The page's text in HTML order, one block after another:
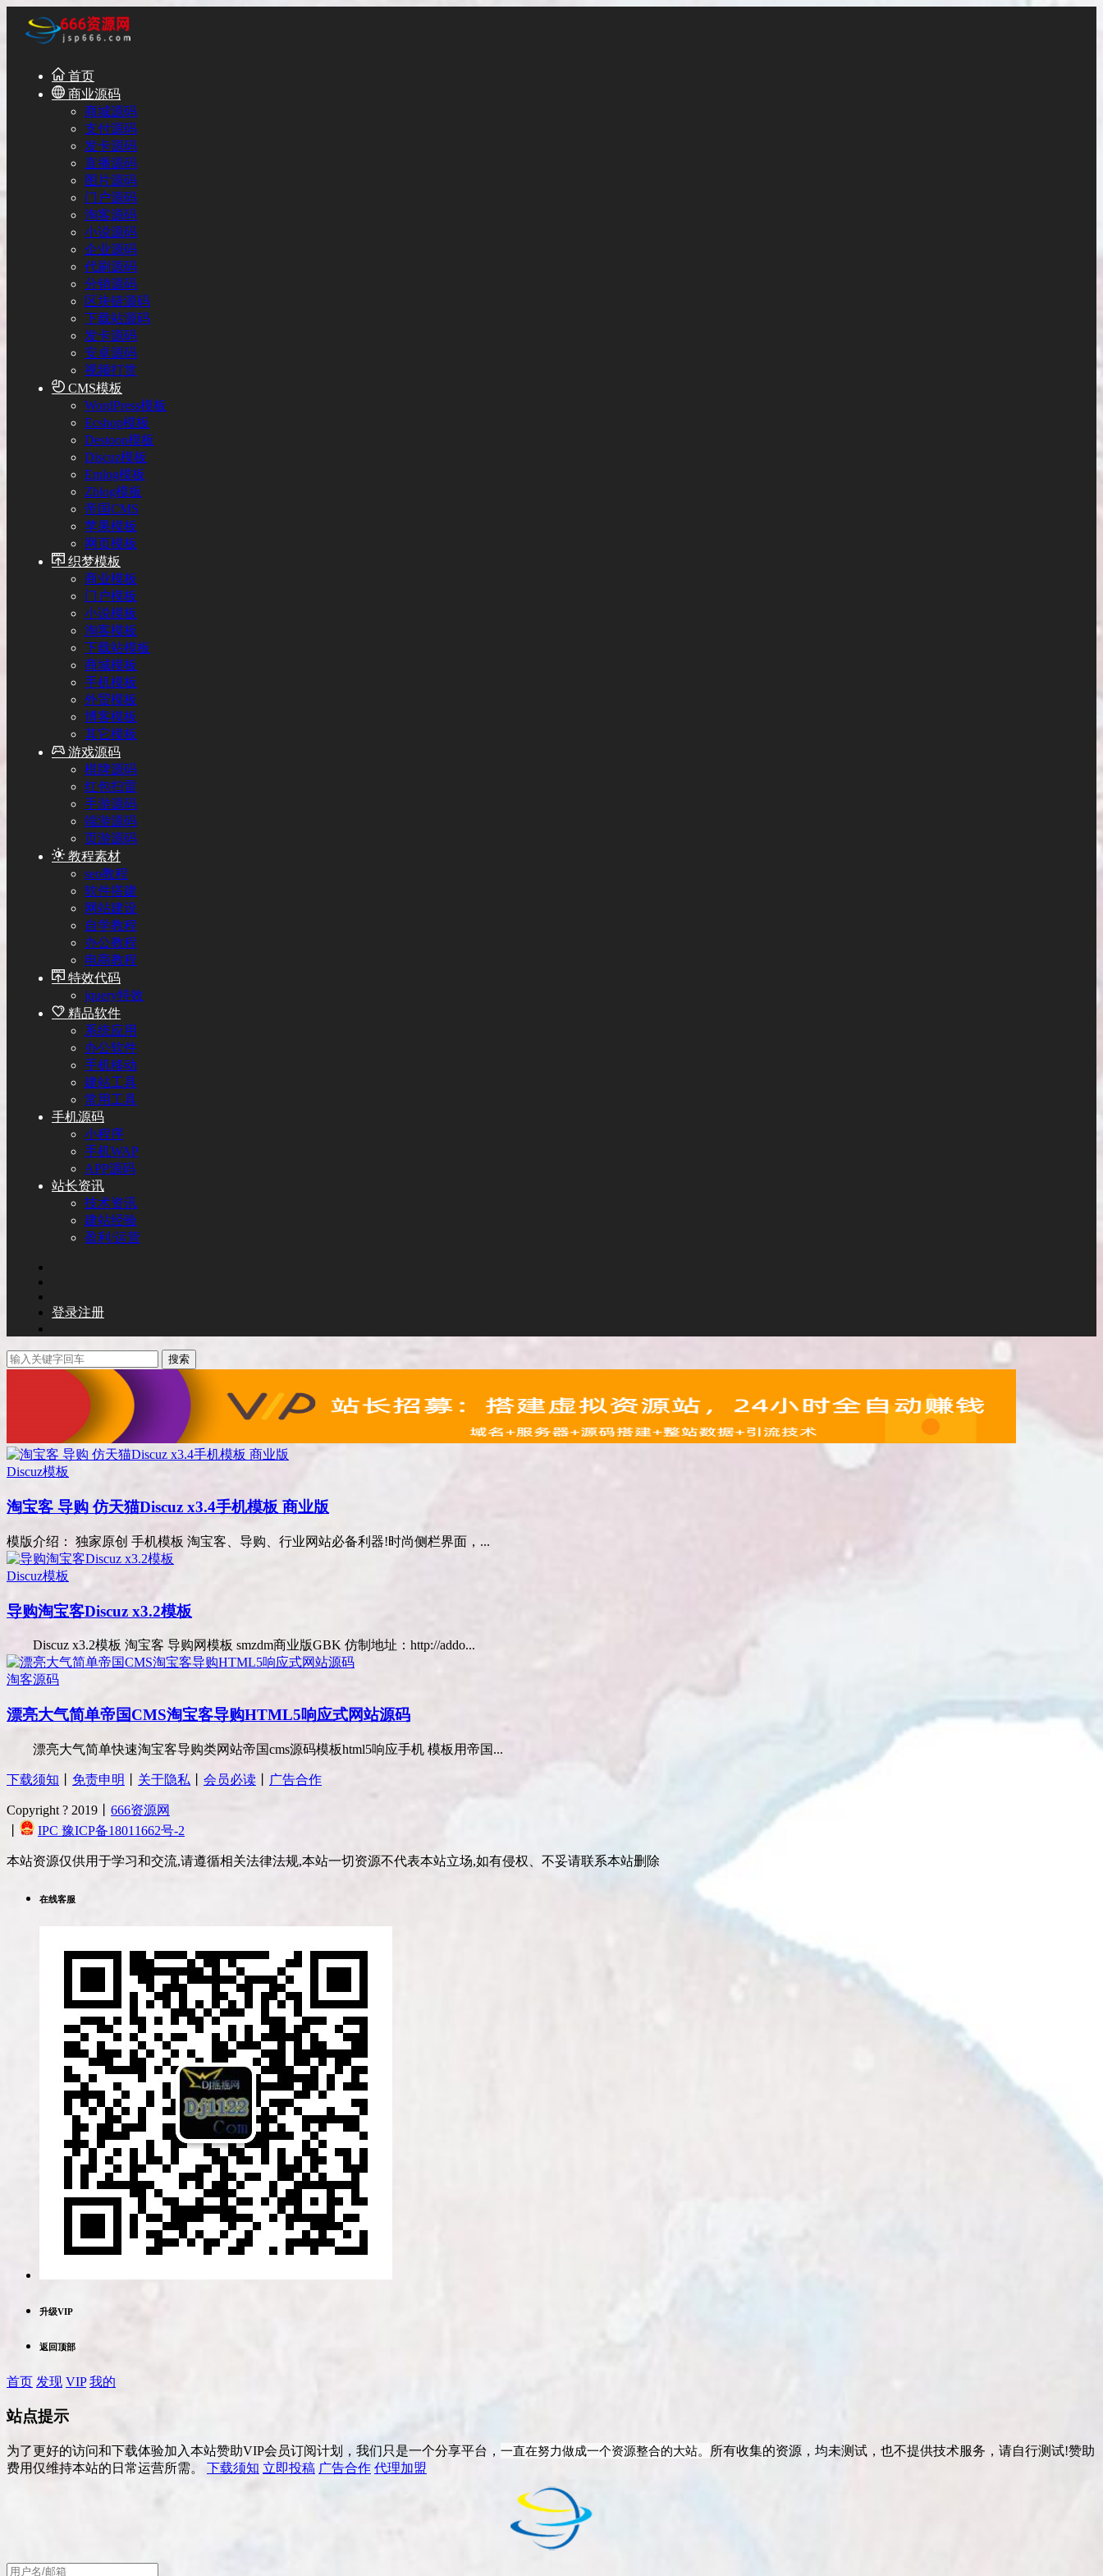
首页
商业源码
商城源码
支付源码
发卡源码
直播源码
图片源码
门户源码
淘客源码
小说源码
企业源码
代刷源码
分销源码
区块链源码
下载站源码
发卡源码
安卓源码
视频打赏
CMS模板
WordPress模板
Ecshop模板
Destoon模板
Discuz模板
Emlog模板
Zblog模板
帝国CMS
苹果模板
网页模板
织梦模板
商业模板
门户模板
小说模板
淘客模板
下载站模板
商城模板
手机模板
外贸模板
博客模板
其它模板
游戏源码
棋牌源码
红包扫雷
手游源码
端游源码
页游源码
教程素材
seo教程
软件搭建
网站建设
自学教程
办公教程
电商教程
特效代码
jquery特效
精品软件
系统应用
办公软件
手机移动
建站工具
常用工具
手机源码
小程序
手机WAP
APP源码
站长资讯
技术资讯
建站经验
盈利/运营
登录注册
搜索
Discuz模板
淘宝客 导购 仿天猫Discuz x3.4手机模板 商业版
模版介绍： 独家原创 手机模板 淘宝客、导购、行业网站必备利器!时尚侧栏界面，...
Discuz模板
导购淘宝客Discuz x3.2模板
Discuz x3.2模板 淘宝客 导购网模板 smzdm商业版GBK 仿制地址：http://addo...
淘客源码
漂亮大气简单帝国CMS淘宝客导购HTML5响应式网站源码
漂亮大气简单快速淘宝客导购类网站帝国cms源码模板html5响应手机 模板用帝国...
下载须知 免责申明 关于隐私 会员必读 广告合作
Copyright ? 2019丨 666资源网
IPC 豫ICP备18011662号-2
本站资源仅供用于学习和交流,请遵循相关法律法规,本站一切资源不代表本站立场,如有侵权、不妥请联系本站删除
在线客服
升级VIP
返回顶部
首页 发现 VIP 我的
站点提示
为了更好的访问和下载体验加入本站赞助VIP会员订阅计划，我们只是一个分享平台， 一直在努力做成一个资源整合的大站。
所有收集的资源，均未测试，也不提供技术服务，请自行测试!赞助
费用仅维持本站的日常运营所需。 下载须知 立即投稿 广告合作 代理加盟